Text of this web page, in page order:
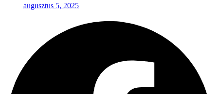
augusztus 5, 2025